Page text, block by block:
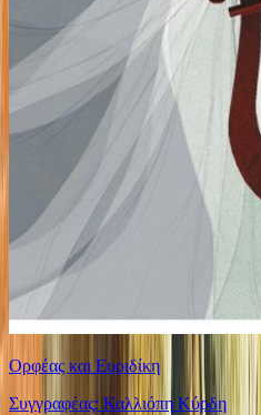
Ορφέας και Ευριδίκη
Συγγραφέας: Καλλιόπη Κύρδη